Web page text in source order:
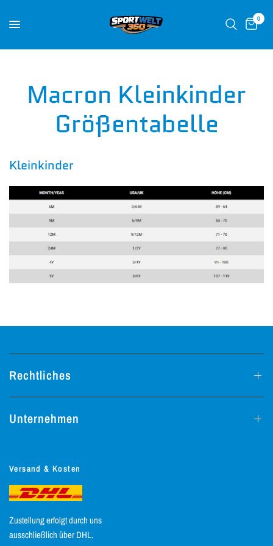
0
Macron Kleinkinder
Größentabelle
Kleinkinder
Rechtliches
Unternehmen
Versand & Kosten
Zustellung erfolgt durch uns
ausschließlich über DHL.